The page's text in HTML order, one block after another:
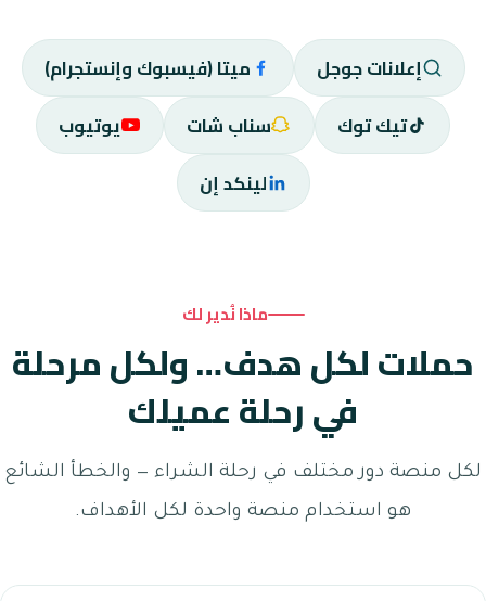
إعلانات جوجل
ميتا (فيسبوك وإنستجرام)
تيك توك
سناب شات
يوتيوب
لينكد إن
ماذا نُدير لك
حملات لكل هدف… ولكل مرحلة
في رحلة عميلك
لكل منصة دور مختلف في رحلة الشراء — والخطأ الشائع
هو استخدام منصة واحدة لكل الأهداف.